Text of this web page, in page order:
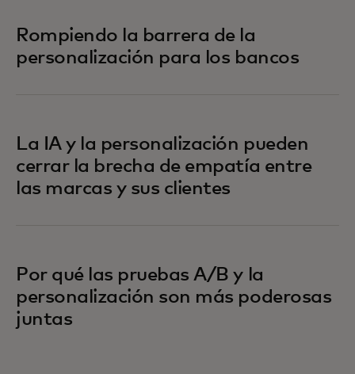
Rompiendo la barrera de la
personalización para los bancos
La IA y la personalización pueden
cerrar la brecha de empatía entre
las marcas y sus clientes
Por qué las pruebas A/B y la
personalización son más poderosas
juntas